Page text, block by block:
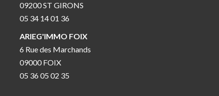
09200 ST GIRONS
05 34 14 01 36
ARIEG'IMMO FOIX
6 Rue des Marchands
09000 FOIX
05 36 05 02 35